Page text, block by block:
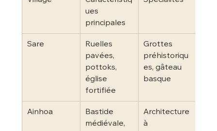
ues
principales
Sare
Ruelles
pavées,
pottoks,
église
fortifiée
Grottes
préhistoriqu
es, gâteau
basque
Ainhoa
Bastide
médiévale,
Architecture
à